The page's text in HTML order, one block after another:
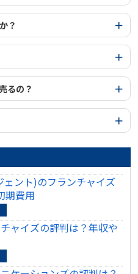
？
るの？
ント)のフランチャイズ
期費用
ャイズの評判は？年収や